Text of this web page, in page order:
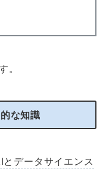
。
な知識
データサイエンス